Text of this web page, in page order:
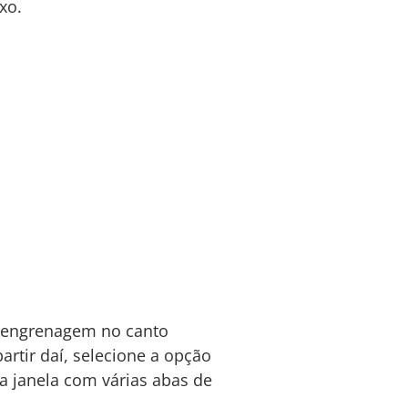
no canto
daí, selecione a opção
janela com várias abas de